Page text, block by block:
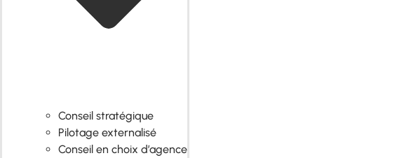
Conseil stratégique
Pilotage externalisé
Conseil en choix d’agence